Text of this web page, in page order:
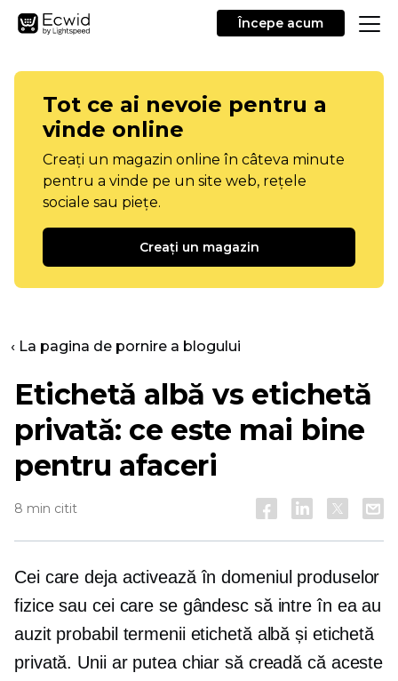
Începe acum
Tot ce ai nevoie pentru a
vinde online
Creați un magazin online în câteva minute
pentru a vinde pe un site web, rețele
sociale sau piețe.
Creați un magazin
‹ La pagina de pornire a blogului
Etichetă albă vs etichetă
privată: ce este mai bine
pentru afaceri
8 min citit
Cei care deja activează în domeniul produselor
fizice sau cei care se gândesc să intre în ea au
auzit probabil termenii etichetă albă și etichetă
privată. Unii ar putea chiar să creadă că aceste